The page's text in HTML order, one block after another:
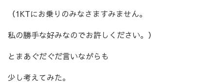
（1KTにお乗りのみなさますみません。
私の勝手な好みなのでお許しください。）
とまあぐだぐだ言いながらも
少し考えてみた。